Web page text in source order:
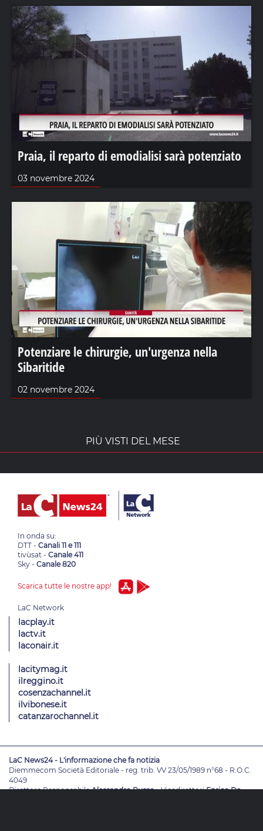
Praia, il reparto di emodialisi sarà potenziato
03 novembre 2024
Potenziare le chirurgie, un'urgenza nella
Sibaritide
02 novembre 2024
PIÙ VISTI DEL MESE
In onda su:
DTT - Canali 11 e 111
tivùsat - Canale 411
Sky - Canale 820
Scarica tutte le nostre app!
lacplay.it
lactv.it
laconair.it
lacitymag.it
ilreggino.it
cosenzachannel.it
ilvibonese.it
catanzarochannel.it
LaC News24 - L'informazione che fa notizia
Diemmecom Società Editoriale - reg. trib. VV 23/05/1989 n°68 - R.O.C.
4049
Direttore ResponsabileAlessandro Russo- VicedirettoriEnrico De